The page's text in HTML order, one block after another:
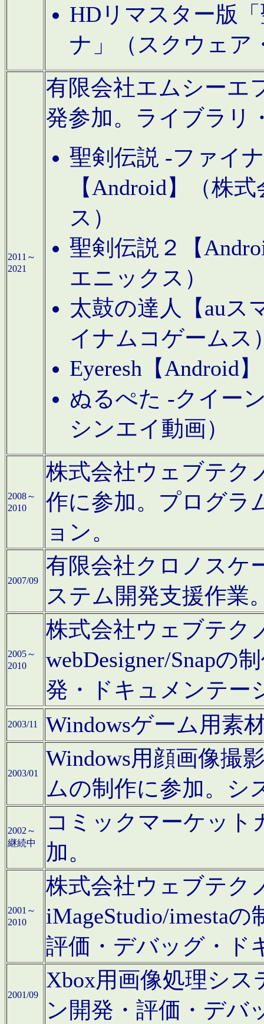
HDリマスター版
ナ」（スクウェア
2011～
2021
有限会社エムシーエ
発参加。ライブラリ
聖剣伝説 -ファイ
【Android】（株
ス）
聖剣伝説２【
エニックス）
太鼓の達人【auス
イナムコゲームス
Eyeresh【Android
ぬるぺた -クイー
シンエイ動画）
2008～
2010
株式会社ウェブテク
作に参加。プログラ
ョン。
2007/09
有限会社クロノスケ
ステム開発支援作業
2005～
2010
株式会社ウェブテク
webDesigner/Snapの
発・ドキュメンテー
2003/11 Windowsゲーム用素
2003/01
Windows用顔画像撮
ムの制作に参加。シ
2002～
継続中
コミックマーケット
加。
2001～
2010
株式会社ウェブテク
iMageStudio/imesta
評価・デバッグ・ド
2001/09
Xbox用画像処理シ
ン開発・評価・デバ